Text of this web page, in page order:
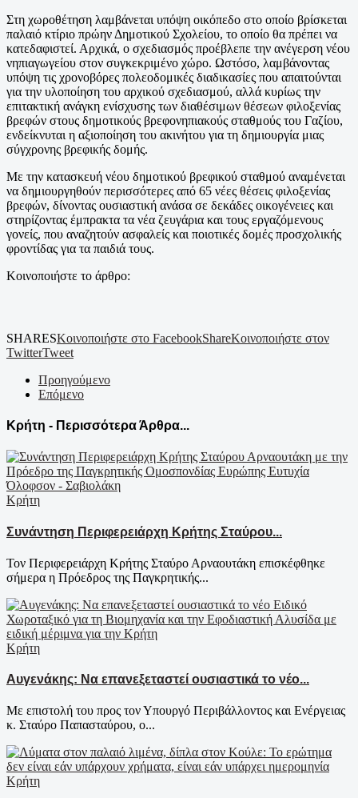
Στη χωροθέτηση λαμβάνεται υπόψη οικόπεδο στο οποίο βρίσκεται
παλαιό κτίριο πρώην Δημοτικού Σχολείου, το οποίο θα πρέπει να
κατεδαφιστεί. Αρχικά, ο σχεδιασμός προέβλεπε την ανέγερση νέου
νηπιαγωγείου στον συγκεκριμένο χώρο. Ωστόσο, λαμβάνοντας
υπόψη τις χρονοβόρες πολεοδομικές διαδικασίες που απαιτούνται
για την υλοποίηση του αρχικού σχεδιασμού, αλλά κυρίως την
επιτακτική ανάγκη ενίσχυσης των διαθέσιμων θέσεων φιλοξενίας
βρεφών στους δημοτικούς βρεφονηπιακούς σταθμούς του Γαζίου,
ενδείκνυται η αξιοποίηση του ακινήτου για τη δημιουργία μιας
σύγχρονης βρεφικής δομής.
Με την κατασκευή νέου δημοτικού βρεφικού σταθμού αναμένεται
να δημιουργηθούν περισσότερες από 65 νέες θέσεις φιλοξενίας
βρεφών, δίνοντας ουσιαστική ανάσα σε δεκάδες οικογένειες και
στηρίζοντας έμπρακτα τα νέα ζευγάρια και τους εργαζόμενους
γονείς, που αναζητούν ασφαλείς και ποιοτικές δομές προσχολικής
φροντίδας για τα παιδιά τους.
Κοινοποιήστε το άρθρο:
SHARESΚοινοποιήστε στο FacebookShareΚοινοποιήστε στον
TwitterTweet
Προηγούμενο
Επόμενο
Κρήτη - Περισσότερα Άρθρα...
Κρήτη
Συνάντηση Περιφερειάρχη Κρήτης Σταύρου...
Τον Περιφερειάρχη Κρήτης Σταύρο Αρναουτάκη επισκέφθηκε
σήμερα η Πρόεδρος της Παγκρητικής...
Κρήτη
Αυγενάκης: Να επανεξεταστεί ουσιαστικά το νέο...
Με επιστολή του προς τον Υπουργό Περιβάλλοντος και Ενέργειας
κ. Σταύρο Παπασταύρου, ο...
Κρήτη